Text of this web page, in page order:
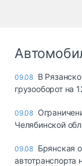
09.08 В
грузооборот на
09.08
Челябинской
09.08 Брянская
автотранспорта